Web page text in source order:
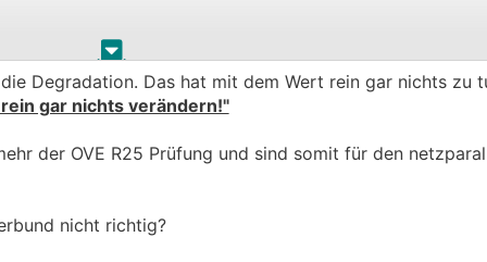
.
.
etwas zu verändern.
zu keiner Schieflast kommt.
die Leistung pro Phase ansonsten limitiert wird. Hab
Degradation. Das hat mit dem Wert rein gar nichts zu
gar nichts verändern!"
der OVE R25 Prüfung und sind somit für den
nicht richtig?